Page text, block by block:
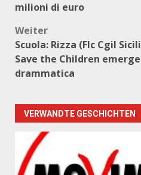
milioni di euro
Weiter
Scuola: Rizza (Flc Cgil
Save the Children
drammatica
VERWANDTE GESCHICHTEN